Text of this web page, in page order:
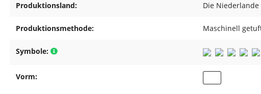
Produktionsland: Die Niederlande
Produktionsmethode: Maschinell
Symbole:
Vorm: